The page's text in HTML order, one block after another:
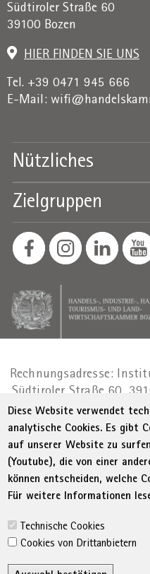
Südtiroler Straße 60
39100 Bozen
HIER FINDEN SIE UNS
Tel. +39 0471 945 666
E-Mail:
Nützliches
Zielgruppen
Rechnungsadresse:
Südtiroler Straße 60,
01716880214
© WIFI
Erklärung zur
Transparente
Diese Website verwendet
analytische Cookies. Es gibt
auf unserer Website zu
(Youtube), die von einer
können entscheiden, welche
Für weitere Informationen
Technische Cookies
Cookies von Drittanbietern